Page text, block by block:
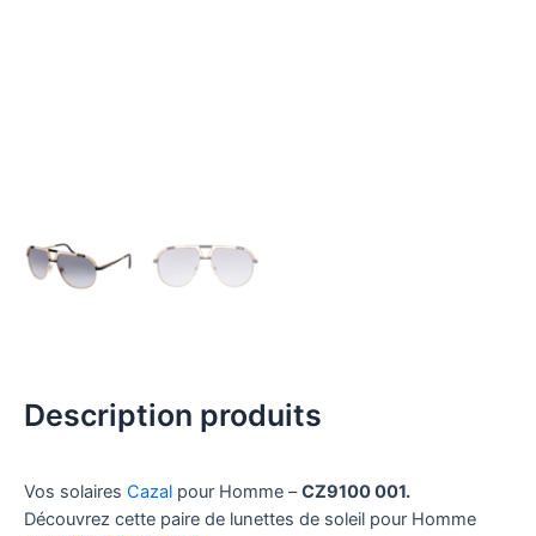
Description produits
Vos solaires Cazal pour Homme –CZ9100 001.
Découvrez cette paire de lunettes de soleil pour Homme